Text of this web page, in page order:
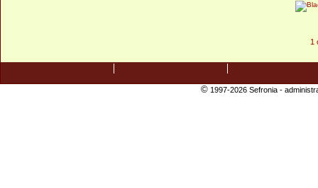
1
©1997-2026 Sefronia -